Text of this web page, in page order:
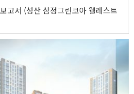
고서 (성산 삼정그린코아 웰레스트